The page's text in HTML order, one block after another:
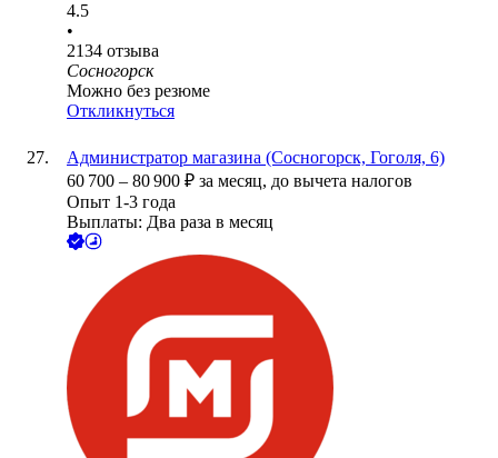
4.5
•
2134 отзыва
Сосногорск
Можно без резюме
Откликнуться
Администратор магазина (Сосногорск, Гоголя, 6)
60 700 – 80 900 ₽ за месяц, до вычета налогов
Опыт 1-3 года
Выплаты: Два раза в месяц